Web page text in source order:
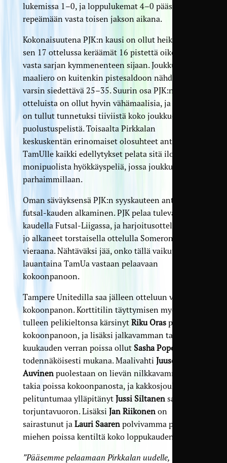
lukemissa 1–0, ja loppulukemat 4–0 pääsivät
repeämään vasta toisen jakson aikana.
Kokonaisuutena PJK:n kausi on ollut heikko, sillä
sen 17 ottelussa keräämät 16 pistettä oikeuttavat
vasta sarjan kymmenenteen sijaan. Joukkueen
maaliero on kuitenkin pistesaldoon nähden
varsin siedettävä 25–35. Suurin osa PJK:n
otteluista on ollut hyvin vähämaalisia, ja joukkue
on tullut tunnetuksi tiiviistä koko joukkueen
puolustuspelistä. Toisaalta Pirkkalan
keskuskentän erinomaiset olosuhteet antavat
TamUlle kaikki edellytykset pelata sitä iloista ja
monipuolista hyökkäyspeliä, jossa joukkue on
parhaimmillaan.
Oman säväyksensä PJK:n syyskauteen antaa myös
futsal-kauden alkaminen. PJK pelaa tulevalla
kaudella Futsal-Liigassa, ja harjoitusottelut ovat
jo alkaneet torstaisella ottelulla Someron Voiman
vieraana. Nähtäväksi jää, onko tällä vaikutusta
lauantaina TamUa vastaan pelaavaan
kokoonpanoon.
Tampere Unitedilla saa jälleen otteluun vahvan
kokoonpanon. Korttitilin täyttymisen myötä
tulleen pelikieltonsa kärsinyt Riku Oraspalaa
kokoonpanoon, ja lisäksi jalkavamman takia
kuukauden verran poissa ollut Sasha Popovitš
todennäköisesti mukana. Maalivahti Juuso
Auvinen puolestaan on lievän nilkkavamman
takia poissa kokoonpanosta, ja kakkosjoukkueessa
pelituntumaa ylläpitänyt Jussi Siltanen saa
torjuntavuoron. Lisäksi Jan Riikonen on
sairastunut ja Lauri Saarenpolvivamma pitää
miehen poissa kentiltä koko loppukauden.
”Pääsemme pelaamaan Pirkkalan uudelle,